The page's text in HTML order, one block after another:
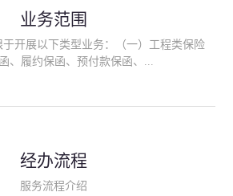
业务范围
开展以下类型业务：（一）工程类保险
、履约保函、预付款保函、...
保险/自然灾害公众责任保险、精神病监护
次保险、科技保险等）；（三）传统财产
经办流程
服务流程介绍